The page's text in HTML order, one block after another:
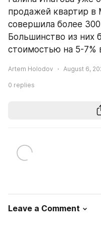
продажей квартир в
совершила более
Большинство из них
стоимостью на 5-
Artem Holodov August 6,
0 replies
Leave a Comment